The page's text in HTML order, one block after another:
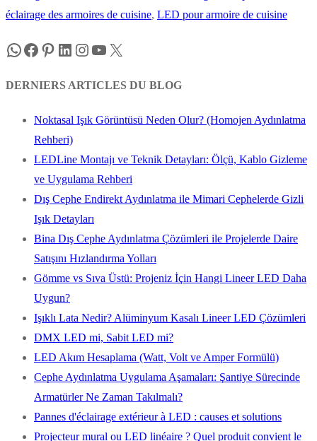
éclairage des armoires de cuisine, LED pour armoire de cuisine
WhatsApp
Facebook
Pinterest
LinkedIn
Instagram
YouTube
X
DERNIERS ARTICLES DU BLOG
Noktasal Işık Görüntüsü Neden Olur? (Homojen Aydınlatma
Rehberi)
LEDLine Montajı ve Teknik Detayları: Ölçü, Kablo Gizleme
ve Uygulama Rehberi
Dış Cephe Endirekt Aydınlatma ile Mimari Cephelerde Gizli
Işık Detayları
Bina Dış Cephe Aydınlatma Çözümleri ile Projelerde Daire
Satışını Hızlandırma Yolları
Gömme vs Sıva Üstü: Projeniz İçin Hangi Lineer LED Daha
Uygun?
Işıklı Lata Nedir? Alüminyum Kasalı Lineer LED Çözümleri
DMX LED mi, Sabit LED mi?
LED Akım Hesaplama (Watt, Volt ve Amper Formülü)
Cephe Aydınlatma Uygulama Aşamaları: Şantiye Sürecinde
Armatürler Ne Zaman Takılmalı?
Pannes d'éclairage extérieur à LED : causes et solutions
Projecteur mural ou LED linéaire ? Quel produit convient le